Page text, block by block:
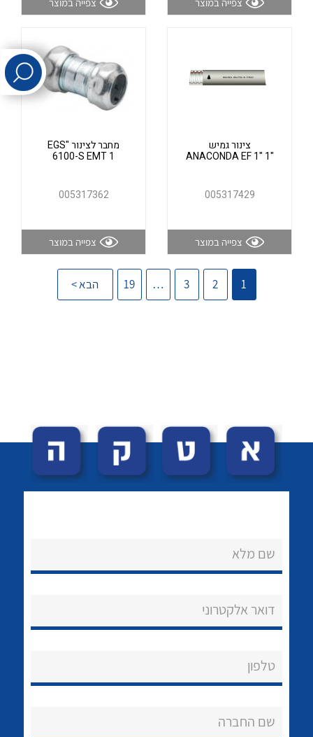
לכל מוצרי היצרן לכל מוצרי היצרן
צינור גמיש
"ANACONDA EF 1" 1
005317429
צפייה במוצר
מחבר לצינור "EGS
6100-S EMT 1
005317362
צפייה במוצר
1
2
3
…
19 הבא >
שם מלא
דואר אלקטרוני
טלפון
שם החברה